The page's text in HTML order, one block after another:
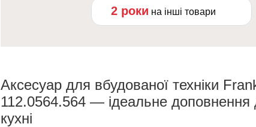
2 роки на інші товари
Аксесуар для вбудованої техніки
112.0564.564 — ідеальне доповнення
кухні